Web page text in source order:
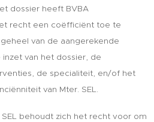
dossier heeft BVBA
recht een coëfficiënt toe te
van de aangerekende
van het dossier, de
de specialiteit, en/of het
van Mter. SEL.
behoudt zich het recht voor om